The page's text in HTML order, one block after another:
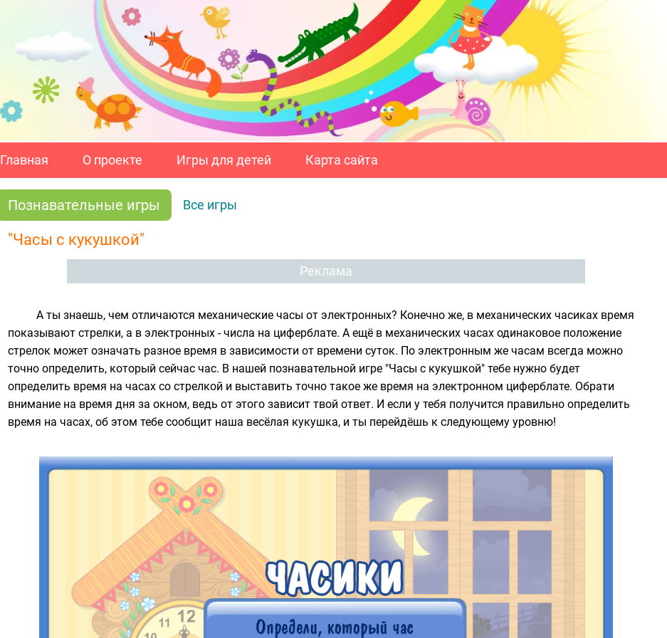
Главная О проекте Игры для детей Карта сайта
Познавательные игры Все игры
"Часы с кукушкой"
Реклама
А ты знаешь, чем отличаются механические часы от электронных? Конечно же, в механических часиках время
показывают стрелки, а в электронных - числа на циферблате. А ещё в механических часах одинаковое положение
стрелок может означать разное время в зависимости от времени суток. По электронным же часам всегда можно
точно определить, который сейчас час. В нашей познавательной игре "Часы с кукушкой" тебе нужно будет
определить время на часах со стрелкой и выставить точно такое же время на электронном циферблате. Обрати
внимание на время дня за окном, ведь от этого зависит твой ответ. И если у тебя получится правильно определить
время на часах, об этом тебе сообщит наша весёлая кукушка, и ты перейдёшь к следующему уровню!